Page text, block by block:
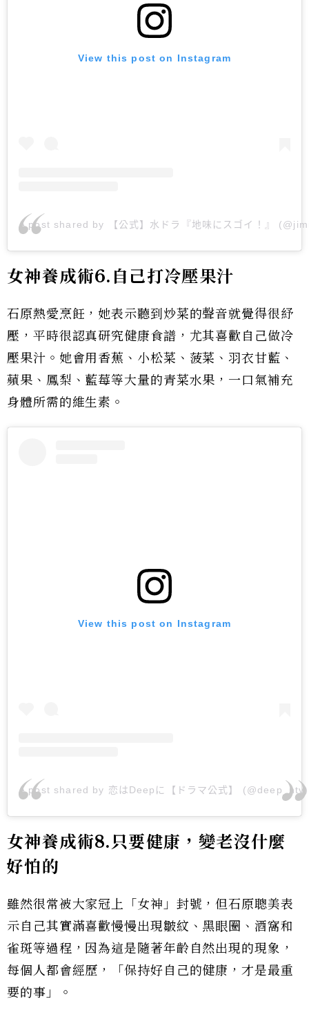
View this post on Instagram
A post shared by 【公式】水ドラ『地味にスゴイ！』
女神養成術6.自己打冷壓果汁
石原熱愛烹飪，她表示聽到炒菜的聲音就覺得很紓
壓，平時很認真研究健康食譜，尤其喜歡自己做冷
壓果汁。她會用香蕉、小松菜、菠菜、羽衣甘藍、
蘋果、鳳梨、藍莓等大量的青菜水果，一口氣補充
身體所需的維生素。
View this post on Instagram
A post shared by 恋はDeepに【ドラマ公式】 (@deep_ntv)
女神養成術8.只要健康，變老沒什麼
好怕的
雖然很常被大家冠上「女神」封號，但石原聰美表
示自己其實滿喜歡慢慢出現皺紋、黑眼圈、酒窩和
雀斑等過程，因為這是隨著年齡自然出現的現象，
每個人都會經歷，「保持好自己的健康，才是最重
要的事」。